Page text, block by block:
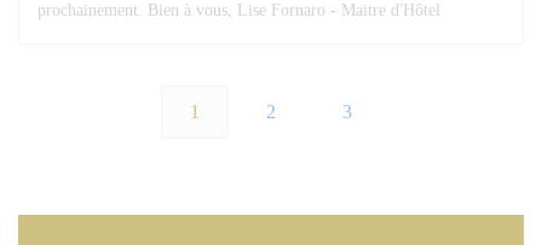
prochainement. Bien à vous, Lise Fornaro - Maitre d'Hôtel
1 2 3